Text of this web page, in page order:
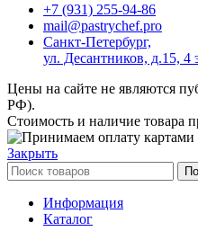
+7 (931) 255-94-86
mail@pastrychef.pro
Санкт-Петербург,
ул. Десантников, д.15, 4
Цены на сайте не являются
РФ).
Стоимость и наличие товара
Закрыть
Информация
Каталог